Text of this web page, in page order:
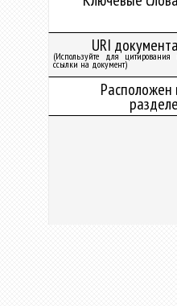
URI
(Используйте для цитирования
ссылки на документ)
Расположен